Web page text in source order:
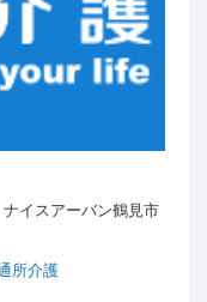
イスアーバン鶴見市
所介護